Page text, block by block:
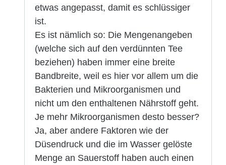
etwas angepasst, damit es schlüssiger
ist.
Es ist nämlich so: Die Mengenangeben
(welche sich auf den verdünnten Tee
beziehen) haben immer eine breite
Bandbreite, weil es hier vor allem um die
Bakterien und Mikroorganismen und
nicht um den enthaltenen Nährstoff geht.
Je mehr Mikroorganismen desto besser?
Ja, aber andere Faktoren wie der
Düsendruck und die im Wasser gelöste
Menge an Sauerstoff haben auch einen